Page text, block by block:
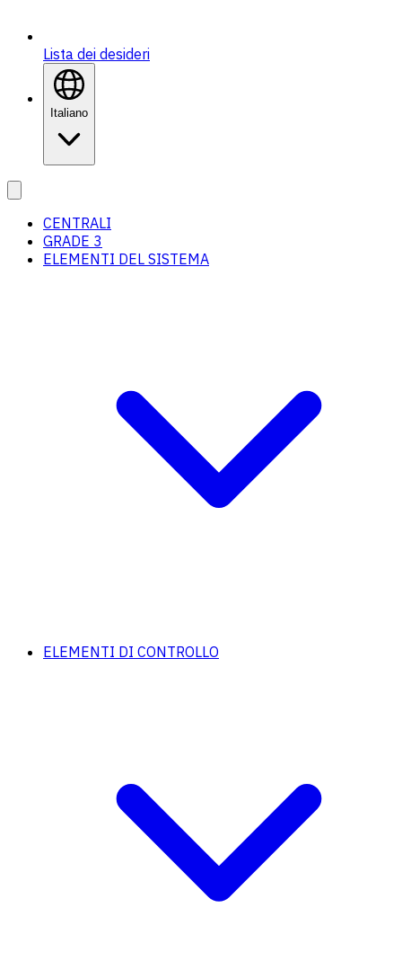
Lista dei desideri
Italiano
CENTRALI
GRADE 3
ELEMENTI DEL SISTEMA
ELEMENTI DI CONTROLLO